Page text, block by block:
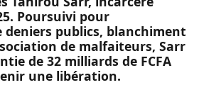
Poursuivi pour
publics, blanchiment
de malfaiteurs, Sarr
de 32 milliards de FCFA
une libération.